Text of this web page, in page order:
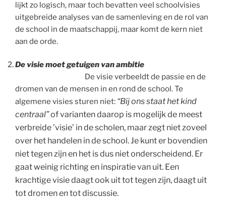
lijkt zo logisch, maar toch bevatten veel schoolvisies
uitgebreide analyses van de samenleving en de rol van
de school in de maatschappij, maar komt de kern niet
aan de orde.
De visie moet getuigen van ambitie
De visie verbeeldt de passie en de
dromen van de mensen in en rond de school. Te
algemene visies sturen niet: “Bij ons staat het kind
centraal”of varianten daarop is mogelijk de meest
verbreide ’visie’ in de scholen, maar zegt niet zoveel
over het handelen in de school. Je kunt er bovendien
niet tegen zijn en het is dus niet onderscheidend. Er
gaat weinig richting en inspiratie van uit. Een
krachtige visie daagt ook uit tot tegen zijn, daagt uit
tot dromenentot discussie.